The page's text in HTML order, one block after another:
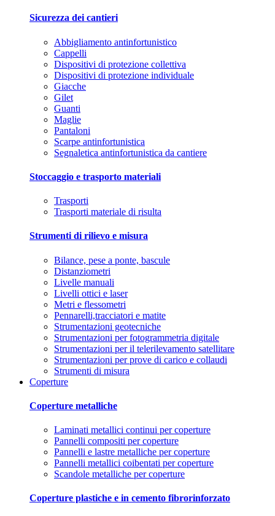
Sicurezza dei cantieri
Abbigliamento antinfortunistico
Cappelli
Dispositivi di protezione collettiva
Dispositivi di protezione individuale
Giacche
Gilet
Guanti
Maglie
Pantaloni
Scarpe antinfortunistica
Segnaletica antinfortunistica da cantiere
Stoccaggio e trasporto materiali
Trasporti
Trasporti materiale di risulta
Strumenti di rilievo e misura
Bilance, pese a ponte, bascule
Distanziometri
Livelle manuali
Livelli ottici e laser
Metri e flessometri
Pennarelli,tracciatori e matite
Strumentazioni geotecniche
Strumentazioni per fotogrammetria digitale
Strumentazioni per il telerilevamento satellitare
Strumentazioni per prove di carico e collaudi
Strumenti di misura
Coperture
Coperture metalliche
Laminati metallici continui per coperture
Pannelli compositi per coperture
Pannelli e lastre metalliche per coperture
Pannelli metallici coibentati per coperture
Scandole metalliche per coperture
Coperture plastiche e in cemento fibrorinforzato